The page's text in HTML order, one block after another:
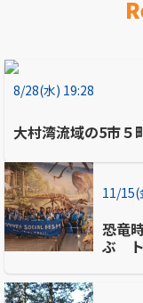
8/28(水) 19:28
大村湾流域の5市５
11/15(
恐竜
ぶ ト